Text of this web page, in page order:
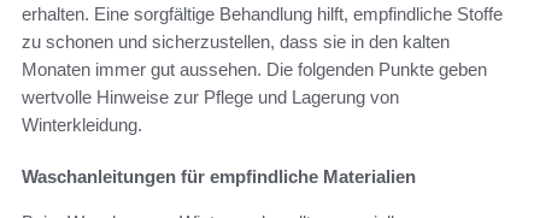
erhalten. Eine sorgfältige Behandlung hilft, empfindliche Stoffe
zu schonen und sicherzustellen, dass sie in den kalten
Monaten immer gut aussehen. Die folgenden Punkte geben
wertvolle Hinweise zur Pflege und Lagerung von
Winterkleidung.
Waschanleitungen für empfindliche Materialien